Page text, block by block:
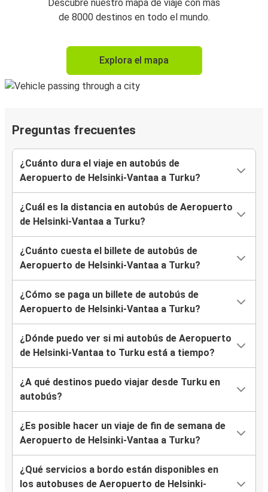
Descubre nuestro mapa de viaje con más
de 8000 destinos en todo el mundo.
Explora el mapa
Preguntas frecuentes
¿Cuánto dura el viaje en autobús de
Aeropuerto de Helsinki-Vantaa a Turku?
¿Cuál es la distancia en autobús de Aeropuerto
de Helsinki-Vantaa a Turku?
¿Cuánto cuesta el billete de autobús de
Aeropuerto de Helsinki-Vantaa a Turku?
¿Cómo se paga un billete de autobús de
Aeropuerto de Helsinki-Vantaa a Turku?
¿Dónde puedo ver si mi autobús de Aeropuerto
de Helsinki-Vantaa to Turku está a tiempo?
¿A qué destinos puedo viajar desde Turku en
autobús?
¿Es posible hacer un viaje de fin de semana de
Aeropuerto de Helsinki-Vantaa a Turku?
¿Qué servicios a bordo están disponibles en
los autobuses de Aeropuerto de Helsinki-